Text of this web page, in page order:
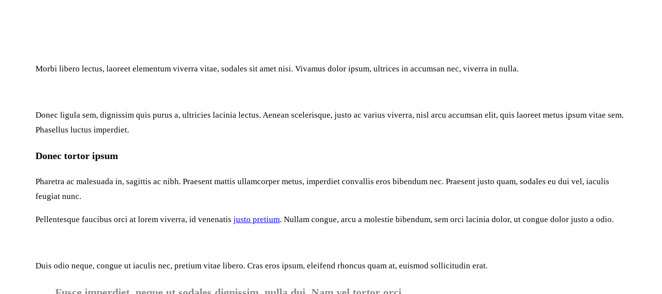
Morbi libero lectus, laoreet elementum viverra vitae, sodales sit amet nisi. Vivamus dolor ipsum, ultrices in accumsan nec, viverra in nulla.
Donec ligula sem, dignissim quis purus a, ultricies lacinia lectus. Aenean scelerisque, justo ac varius viverra, nisl arcu accumsan elit, quis laoreet metus ipsum vitae sem.
Phasellus luctus imperdiet.
Donec tortor ipsum
Pharetra ac malesuada in, sagittis ac nibh. Praesent mattis ullamcorper metus, imperdiet convallis eros bibendum nec. Praesent justo quam, sodales eu dui vel, iaculis
feugiat nunc.
Pellentesque faucibus orci at lorem viverra, id venenatis justo pretium. Nullam congue, arcu a molestie bibendum, sem orci lacinia dolor, ut congue dolor justo a odio.
Duis odio neque, congue ut iaculis nec, pretium vitae libero. Cras eros ipsum, eleifend rhoncus quam at, euismod sollicitudin erat.